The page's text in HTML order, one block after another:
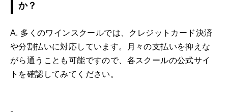
か？
A. 多くのワインスクールでは、クレジットカード決済
や分割払いに対応しています。月々の支払いを抑えな
がら通うことも可能ですので、各スクールの公式サイ
トを確認してみてください。